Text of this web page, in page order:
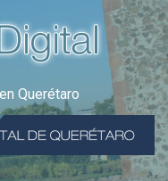
Querétaro